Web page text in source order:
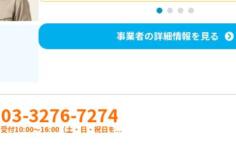
事業者の詳細情報を見る
03-3276-7274
受付10:00〜16:00（土・日・祝日を...